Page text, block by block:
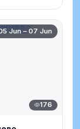
Jun – 07 Jun
176